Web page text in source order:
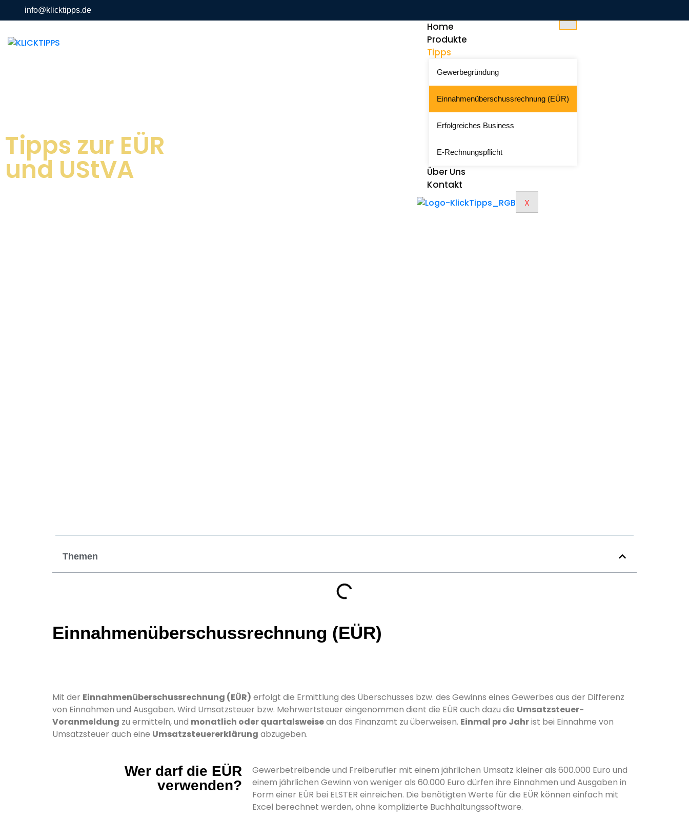
springeninfo@klicktipps.de
Home
Produkte
Tipps
Gewerbegründung
Einnahmenüberschussrechnung (EÜR)
Erfolgreiches Business
E-Rechnungspflicht
Über Uns
Kontakt
X
Tipps zur EÜR
und UStVA
Themen
Einnahmenüberschussrechnung (EÜR)
Mit der Einnahmenüberschussrechnung (EÜR) erfolgt die Ermittlung des Überschusses bzw. des Gewinns eines Gewerbes aus der Differenz
von Einnahmen und Ausgaben. Wird Umsatzsteuer bzw. Mehrwertsteuer eingenommen dient die EÜR auch dazu die Umsatzsteuer-
Voranmeldung zu ermitteln, und monatlich oder quartalsweisean das Finanzamt zu überweisen. Einmal pro Jahrist bei Einnahme von
Umsatzsteuer auch eine Umsatzsteuererklärung abzugeben.
Wer darf die EÜR
verwenden?
Gewerbetreibende und Freiberufler mit einem jährlichen Umsatz kleiner als 600.000 Euro und
einem jährlichen Gewinn von weniger als 60.000 Euro dürfen ihre Einnahmen und Ausgaben in
Form einer EÜR bei ELSTER einreichen. Die benötigten Werte für die EÜR können einfach mit
Excel berechnet werden, ohne komplizierte Buchhaltungssoftware.